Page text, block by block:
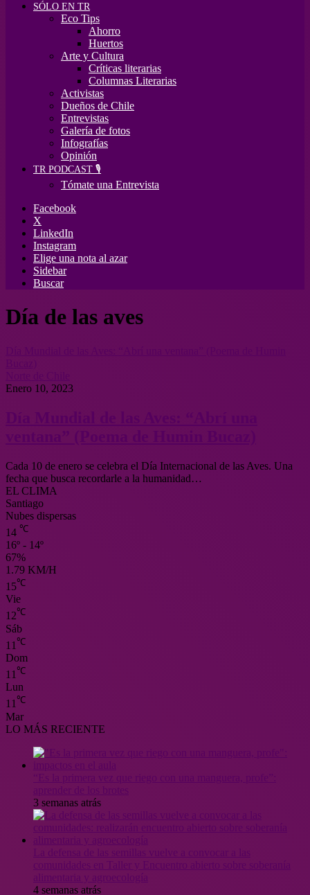
SÓLO EN TR
Eco Tips
Ahorro
Huertos
Arte y Cultura
Críticas literarias
Columnas Literarias
Activistas
Dueños de Chile
Entrevistas
Galería de fotos
Infografías
Opinión
TR PODCAST 🎙️
Tómate una Entrevista
Facebook
X
LinkedIn
Instagram
Elige una nota al azar
Sidebar
Buscar
Día de las aves
Enero 10, 2023
Cada 10 de enero se celebra el Día Internacional de las Aves. Una
fecha que busca recordarle a la humanidad…
EL CLIMA
Santiago
Nubes dispersas
14 ℃
16º - 14º
67%
1.79 KM/H
15℃
Vie
12℃
Sáb
11 ℃
Dom
11 ℃
Lun
11℃
Mar
LO MÁS RECIENTE
3 semanas atrás
4 semanas atrás